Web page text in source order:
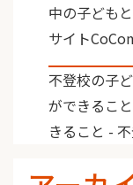
中の子ども
サイトCoCon
不登校の子
ができること
きること -